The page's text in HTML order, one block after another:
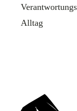
Alltag